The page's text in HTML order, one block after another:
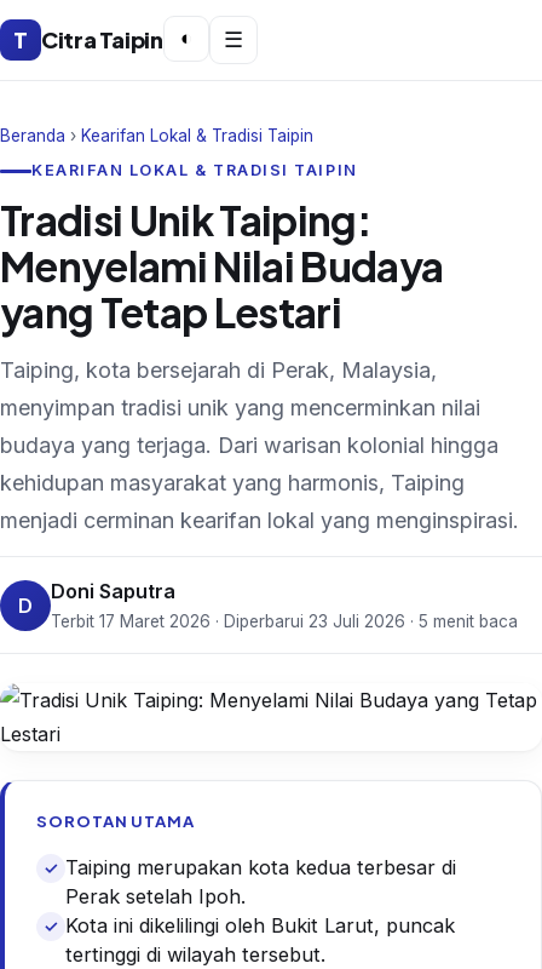
T Citra Taipin ◐ ☰
Beranda › Kearifan Lokal & Tradisi Taipin
KEARIFAN LOKAL & TRADISI TAIPIN
Tradisi Unik Taiping:
Menyelami Nilai Budaya
yang Tetap Lestari
Taiping, kota bersejarah di Perak, Malaysia,
menyimpan tradisi unik yang mencerminkan nilai
budaya yang terjaga. Dari warisan kolonial hingga
kehidupan masyarakat yang harmonis, Taiping
menjadi cerminan kearifan lokal yang menginspirasi.
D
Doni Saputra
Terbit 17 Maret 2026 · Diperbarui 23 Juli 2026 · 5 menit baca
SOROTAN UTAMA
Taiping merupakan kota kedua terbesar di
Perak setelah Ipoh.
Kota ini dikelilingi oleh Bukit Larut, puncak
tertinggi di wilayah tersebut.